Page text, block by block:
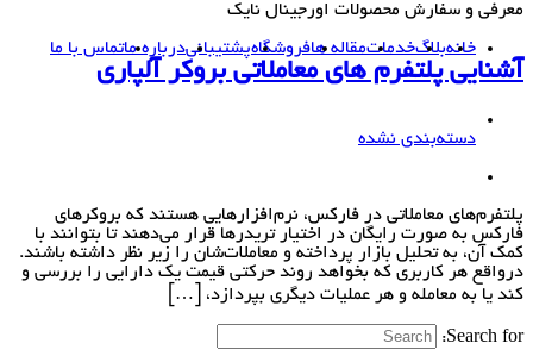
معرفی و سفارش محصولات اورجینال نایک
خانهبلاگخدماتمقاله هافروشگاهپشتیبانیدرباره ماتماس با ما
آشنایی پلتفرم های معاملاتی بروکر آلپاری
دسته‌بندی نشده
پلتفرم‌های معاملاتی در فارکس، نرم‌افزارهایی هستند که بروکرهای
فارکس به صورت رایگان در اختیار تریدرها قرار می‌دهند تا بتوانند با
کمک آن، به تحلیل بازار پرداخته و معاملات‌شان را زیر نظر داشته باشند.
درواقع هر کاربری که بخواهد روند حرکتی قیمت یک دارایی را بررسی و
کند یا به معامله و هر عملیات دیگری بپردازد، […]
Search for: